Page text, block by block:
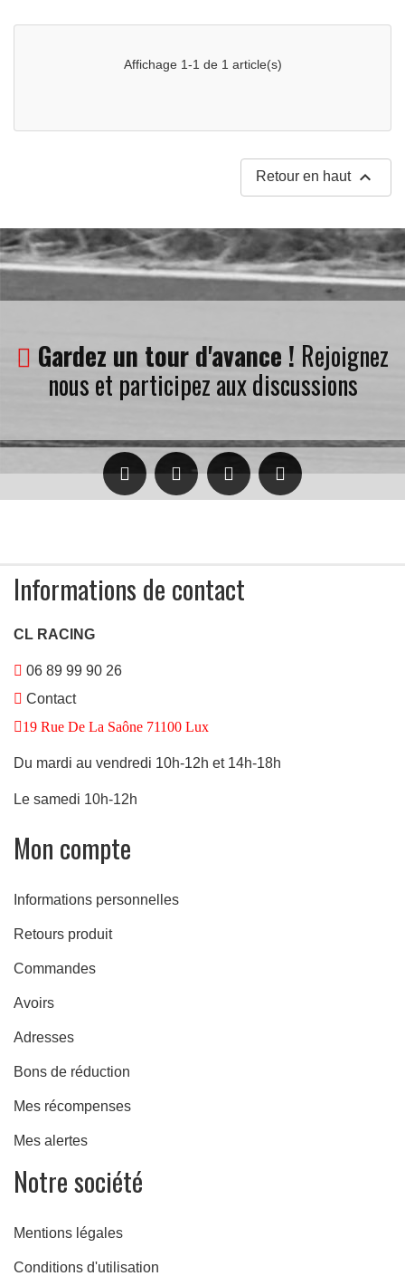
Affichage 1-1 de 1 article(s)
Retour en haut 
Gardez un tour d'avance ! Rejoignez
nous et participez aux discussions
Informations de contact
CL RACING
06 89 99 90 26
Contact
19 Rue De La Saône 71100 Lux
Du mardi au vendredi 10h-12h et 14h-18h
Le samedi 10h-12h
Mon compte
Informations personnelles
Retours produit
Commandes
Avoirs
Adresses
Bons de réduction
Mes récompenses
Mes alertes
Notre société
Mentions légales
Conditions d'utilisation